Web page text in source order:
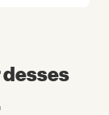
desses